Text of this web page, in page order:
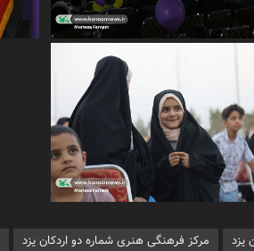
یزد مرکز فرهنگی هنری شماره دو اردکان یزد